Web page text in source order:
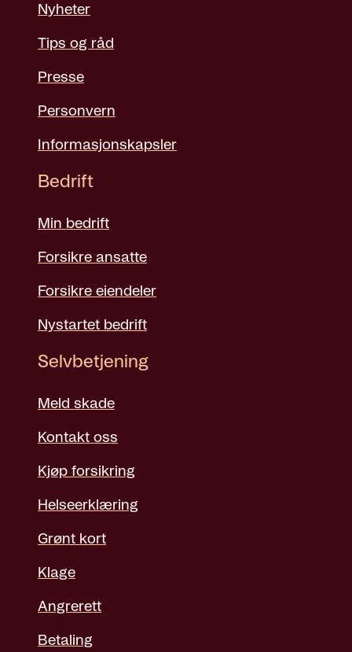
Nyheter
Tips og råd
Presse
Personvern
Informasjonskapsler
Bedrift
Min bedrift
Forsikre ansatte
Forsikre eiendeler
Nystartet bedrift
Selvbetjening
Meld skade
Kontakt oss
Kjøp forsikring
Helseerklæring
Grønt kort
Klage
Angrerett
Betaling